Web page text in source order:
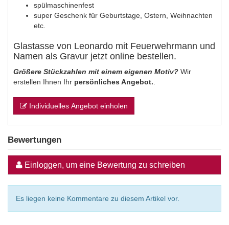
spülmaschinenfest
super Geschenk für Geburtstage, Ostern, Weihnachten
etc.
Glastasse von Leonardo mit Feuerwehrmann und
Namen als Gravur jetzt online bestellen.
Größere Stückzahlen mit einem eigenen Motiv? Wir
erstellen Ihnen Ihr persönliches Angebot.
Individuelles Angebot einholen
Bewertungen
Einloggen, um eine Bewertung zu schreiben
Es liegen keine Kommentare zu diesem Artikel vor.